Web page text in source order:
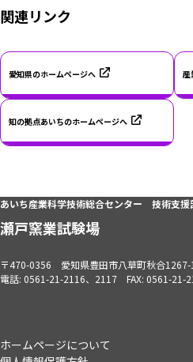
関連リンク
愛知県のホームページへ 産
知の拠点あいちのホームページへ
あいち産業科学技術総合センター 技術支援
瀬戸窯業試験場
〒470-0356 愛知県豊田市八草町秋合1267-1
電話: 0561-21-2116、2117 FAX: 0561-21-
ホームページについて